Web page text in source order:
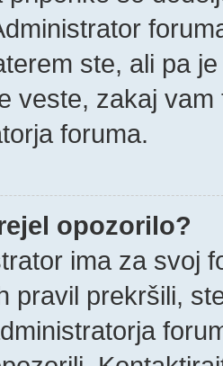
ste, ali pa
veste, zakaj
foruma.
opozorilo?
ima za svoj
pravil prekršili,